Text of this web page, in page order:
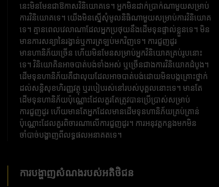
នេះមិនមែនជាឱកាសវិនិយោគទេ។ អ្នកមិនដាក់ប្រាក់ណាមួយសម្រាប់
ការវិនិយោគទេ។ យើងមិនស្នើសុំមូលនិធិណាមួយសម្រាប់ការវិនិយោគ
ទេ។ គ្មានពេលវេលាណាដែលអ្នកប្រថុយនឹងដើមទុនផ្ទាល់ខ្លួនទេ។ មិន
មានការសន្យានៃរង្វាន់ឬការត្រឡប់មកវិញទេ។ ការជួញដូរ
មានហានិភ័យច្រើន ហើយមិនមែនសម្រាប់អ្នកវិនិយោគគ្រប់រូបនោះ
ទេ។ វិនិយោគិនអាចបាត់បង់ទាំងអស់ ឬច្រើនជាងការវិនិយោគដំបូង។
ដើមទុនហានិភ័យគឺជាលុយដែលអាចបាត់បង់ដោយមិនបង្កគ្រោះថ្នាក់
ដល់សន្តិសុខហិរញ្ញវត្ថុ ឬរបៀបរស់នៅរបស់បុគ្គលនោះទេ។ មានតែ
ដើមទុនហានិភ័យប៉ុណ្ណោះដែលគួរតែត្រូវបានប្រើប្រាស់សម្រាប់
ការជួញដូរ ហើយមានតែអ្នកដែលមានដើមទុនហានិភ័យគ្រប់គ្រាន់
ប៉ុណ្ណោះដែលគួរពិចារណាលើការជួញដូរ។ ការ​អនុវត្ត​កន្លង​មក​មិន​
ចាំបាច់​បង្ហាញ​ពី​លទ្ធផល​អនាគត​ទេ។
ការបង្ហាញសំណងរបស់អតិថិជន